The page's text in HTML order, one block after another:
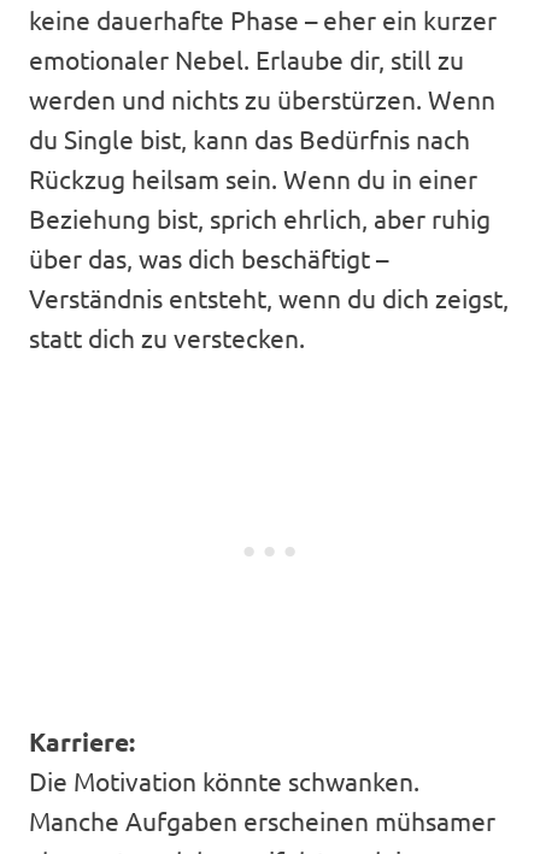
keine dauerhafte Phase – eher ein kurzer
emotionaler Nebel. Erlaube dir, still zu
werden und nichts zu überstürzen. Wenn
du Single bist, kann das Bedürfnis nach
Rückzug heilsam sein. Wenn du in einer
Beziehung bist, sprich ehrlich, aber ruhig
über das, was dich beschäftigt –
Verständnis entsteht, wenn du dich zeigst,
statt dich zu verstecken.
Karriere:
Die Motivation könnte schwanken.
Manche Aufgaben erscheinen mühsamer